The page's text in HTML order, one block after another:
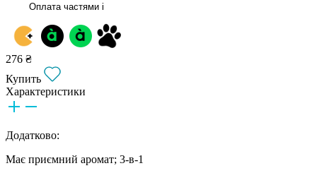
Оплата частями i
276 ₴
Купить
Характеристики
Додатково:
Має приємний аромат; 3-в-1